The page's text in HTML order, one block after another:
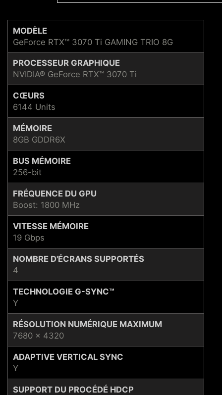
MODÈLE
GeForce RTX™ 3070 Ti GAMING TRIO 8G
PROCESSEUR GRAPHIQUE
NVIDIA® GeForce RTX™ 3070 Ti
CŒURS
6144 Units
MÉMOIRE
8GB GDDR6X
BUS MÉMOIRE
256-bit
FRÉQUENCE DU GPU
Boost: 1800 MHz
VITESSE MÉMOIRE
19 Gbps
NOMBRE D'ÉCRANS SUPPORTÉS
4
TECHNOLOGIE G-SYNC™
Y
RÉSOLUTION NUMÉRIQUE MAXIMUM
7680 x 4320
ADAPTIVE VERTICAL SYNC
Y
SUPPORT DU PROCÉDÉ HDCP